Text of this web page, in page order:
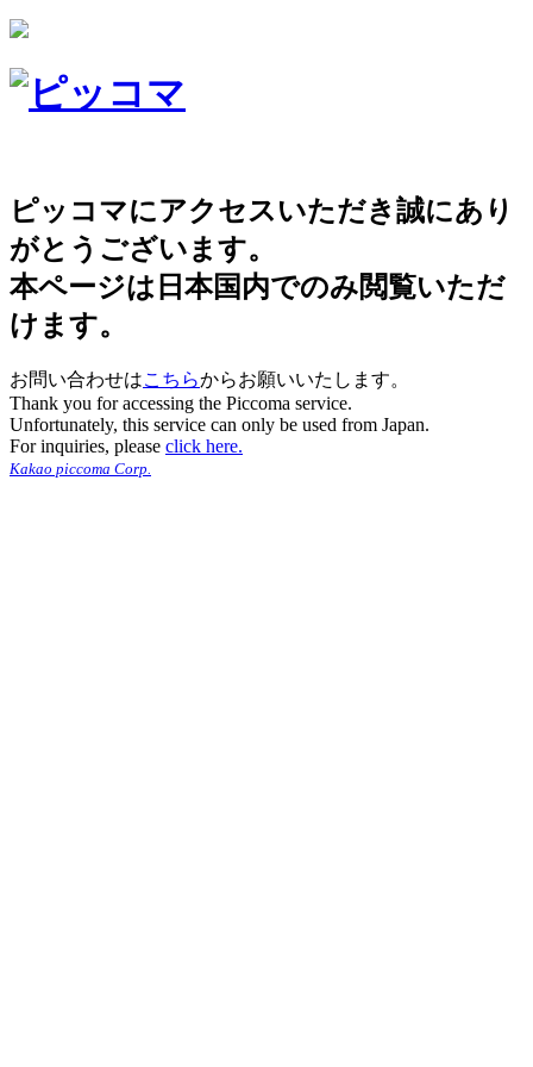
ピッコマにアクセスいただき誠にあり
がとうございます。
本ページは日本国内でのみ閲覧いただ
けます。
お問い合わせはこちらからお願いいたします。
Thank you for accessing the Piccoma service.
Unfortunately, this service can only be used from Japan.
For inquiries, please click here.
Kakao piccoma Corp.